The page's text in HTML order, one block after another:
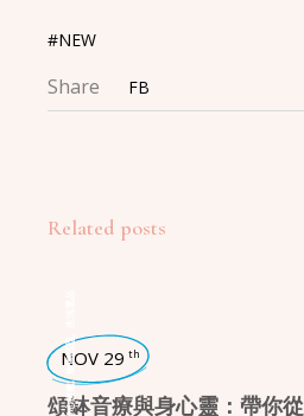
#NEW
Share FB
Related posts
身心療癒
瑜珈話題
NOV 29 th
頌缽音療與身心靈：帶你